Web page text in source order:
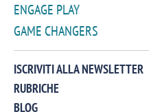
ENGAGE PLAY
GAME CHANGERS
ISCRIVITI ALLA NEWSLETTER
RUBRICHE
BLOG